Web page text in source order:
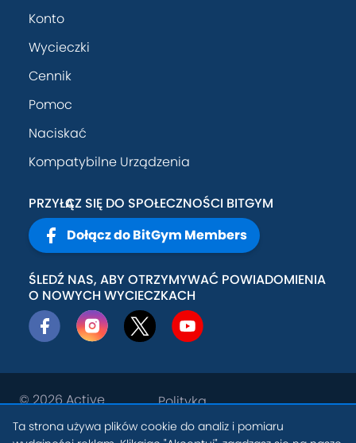
Konto
Wycieczki
Cennik
Pomoc
Naciskać
Kompatybilne Urządzenia
PRZYŁĄCZ SIĘ DO SPOŁECZNOŚCI BITGYM
Dołącz do BitGym Members
ŚLEDŹ NAS, ABY OTRZYMYWAĆ POWIADOMIENIA
O NOWYCH WYCIECZKACH
© 2026Active
Polityka
prywatności
Ta strona używa plików cookie do analiz i pomiaru